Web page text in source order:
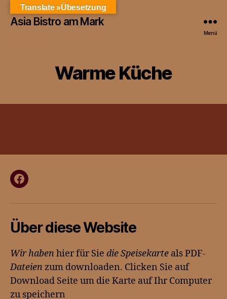
Asia Bistro am Mark
Menü
Warme Küche
Facebook
Über diese Website
Wir habenhier für Sie die Speisekarte als PDF-
Dateienzum downloaden. Clicken Sie auf
Download Seite um die Karte auf Ihr Computer
zu speichern
Translate »Übesetzung